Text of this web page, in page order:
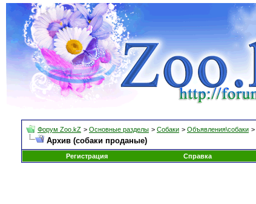
Форум Zoo.kZ > Основные разделы > Собаки > Объявления\собаки >
Архив (собаки проданые)
Регистрация
Справка